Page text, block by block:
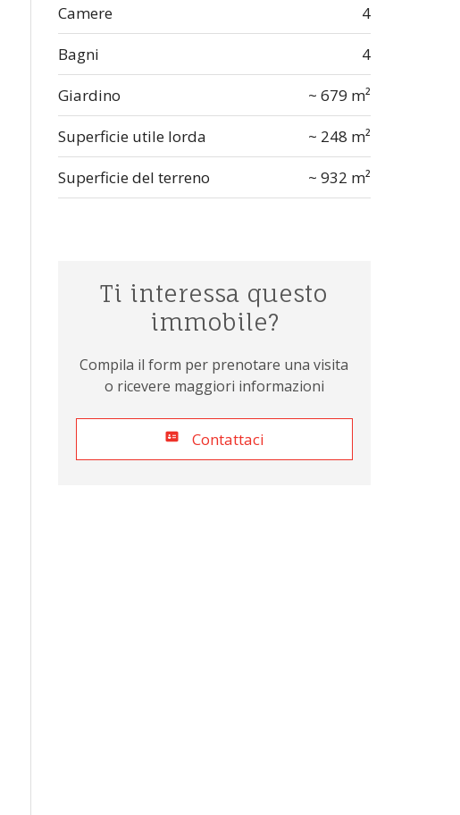
Camere
4
Bagni
4
Giardino
~ 679 m²
Superficie utile lorda
~ 248 m²
Superficie del terreno
~ 932 m²
Ti interessa questo
immobile?
Compila il form per prenotare una visita
o ricevere maggiori informazioni
Contattaci